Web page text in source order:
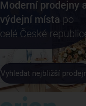
Moderní prodejny
výdejní místa po
celé České
Vyhledat nejbližší